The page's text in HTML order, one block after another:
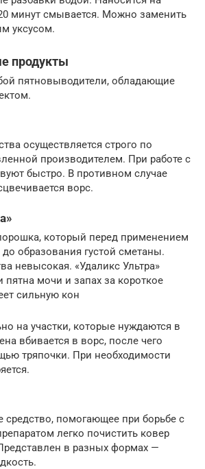
минут смывается. Можно заменить
уксусом.
продукты
пятновыводители, обладающие
осуществляется строго по
производителем. При работе с
быстро. В противном случае
ворс.
который перед применением
образования густой сметаны.
невысокая. «Удаликс Ультра»
пятна мочи и запах за короткое
сильную кон
на участки, которые нуждаются в
вбивается в ворс, после чего
тряпочки. При необходимости
средство, помогающее при борьбе с
легко почистить ковер
в разных формах —